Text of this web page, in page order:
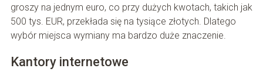
groszy na jednym euro, co przy dużych kwotach, takich jak
500 tys. EUR, przekłada się na tysiące złotych. Dlatego
wybór miejsca wymiany ma bardzo duże znaczenie.
Kantory internetowe